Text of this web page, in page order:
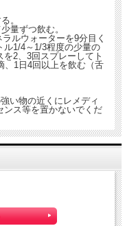
。
量ずつ飲む。
ルウォーターを9分目く
ル1/4～1/3程度の少量の
2、3回スプレーしてト
、1日4回以上を飲む（舌
い物の近くにレメディ
ンス等を置かないでくだ